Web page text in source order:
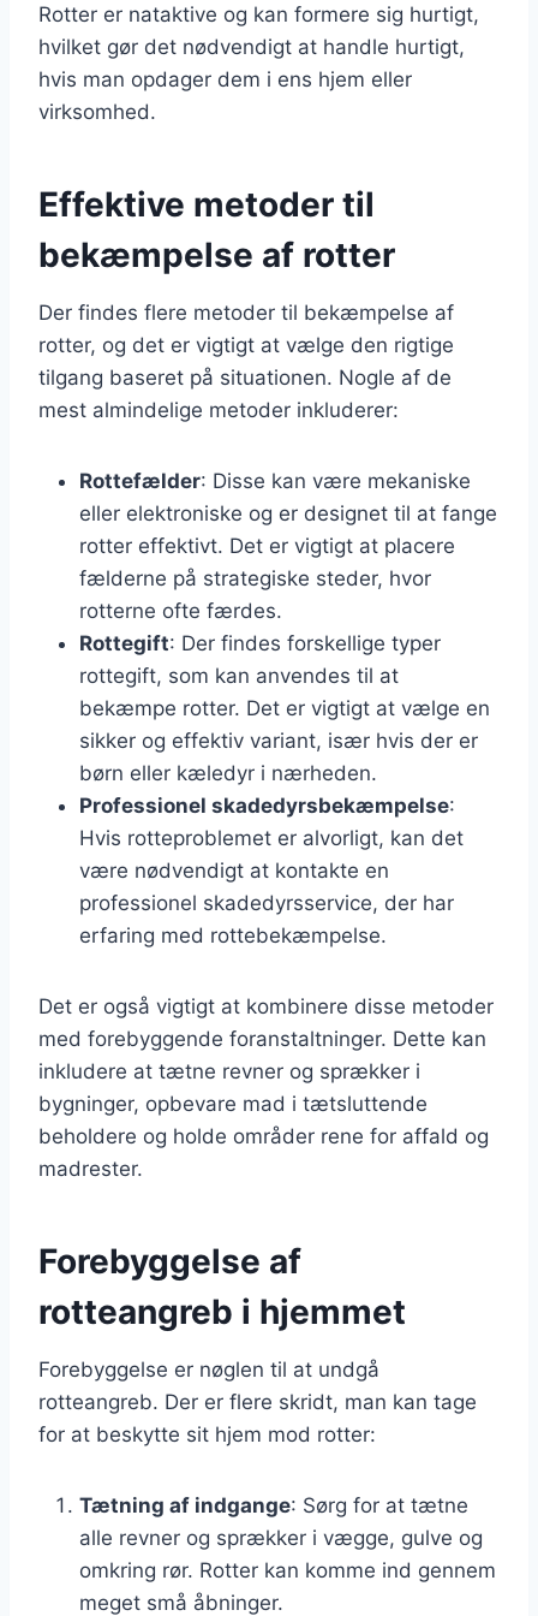
Rotter er nataktive og kan formere sig hurtigt,
hvilket gør det nødvendigt at handle hurtigt,
hvis man opdager dem i ens hjem eller
virksomhed.
Effektive metoder til
bekæmpelse af rotter
Der findes flere metoder til bekæmpelse af
rotter, og det er vigtigt at vælge den rigtige
tilgang baseret på situationen. Nogle af de
mest almindelige metoder inkluderer:
Rottefælder: Disse kan være mekaniske
eller elektroniske og er designet til at fange
rotter effektivt. Det er vigtigt at placere
fælderne på strategiske steder, hvor
rotterne ofte færdes.
Rottegift: Der findes forskellige typer
rottegift, som kan anvendes til at
bekæmpe rotter. Det er vigtigt at vælge en
sikker og effektiv variant, især hvis der er
børn eller kæledyr i nærheden.
Professionel skadedyrsbekæmpelse:
Hvis rotteproblemet er alvorligt, kan det
være nødvendigt at kontakte en
professionel skadedyrsservice, der har
erfaring med rottebekæmpelse.
Det er også vigtigt at kombinere disse metoder
med forebyggende foranstaltninger. Dette kan
inkludere at tætne revner og sprækker i
bygninger, opbevare mad i tætsluttende
beholdere og holde områder rene for affald og
madrester.
Forebyggelse af
rotteangreb i hjemmet
Forebyggelse er nøglen til at undgå
rotteangreb. Der er flere skridt, man kan tage
for at beskytte sit hjem mod rotter:
Tætning af indgange: Sørg for at tætne
alle revner og sprækker i vægge, gulve og
omkring rør. Rotter kan komme ind gennem
meget små åbninger.